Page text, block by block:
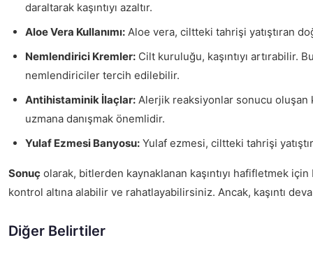
daraltarak kaşıntıyı azaltır.
Aloe Vera Kullanımı: Aloe vera, ciltteki tahrişi yatıştıran
Nemlendirici Kremler: Cilt kuruluğu, kaşıntıyı
nemlendiriciler tercih edilebilir.
Antihistaminik İlaçlar: Alerjik reaksiyonlar sonucu oluşan
uzmana danışmak önemlidir.
Yulaf Ezmesi Banyosu: Yulaf ezmesi, ciltteki tahrişi
Sonuç olarak, bitlerden kaynaklanan kaşıntıyı hafifletmek
kontrol altına alabilir ve rahatlayabilirsiniz. Ancak, kaşıntı
Diğer Belirtiler